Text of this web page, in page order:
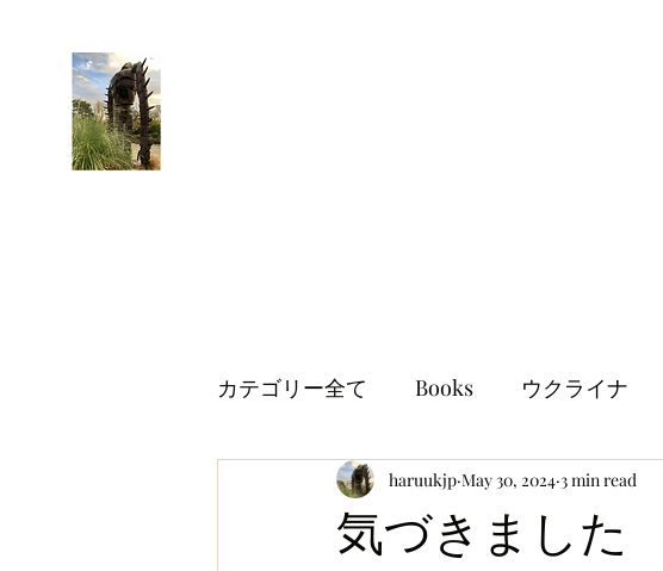
カテゴリー全て Books ウクライナ
世界情勢 イギリス生活 健康
気づきました
haruukjp May 30, 2024 3 min read